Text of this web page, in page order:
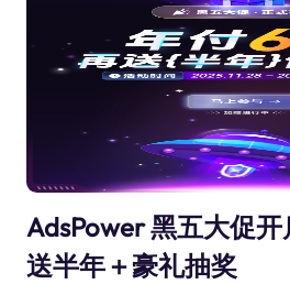
AdsPower 黑五大促
送半年＋豪礼抽奖